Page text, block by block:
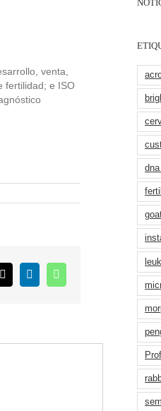
venta,
fertilidad; e ISO
X LinkedInWhatsApp